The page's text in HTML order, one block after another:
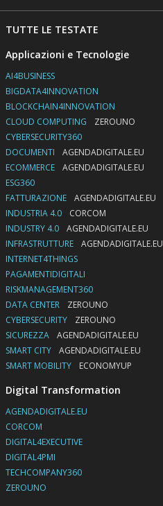
TUTTE LE TESTATE
Applicazioni e Tecnologie
AI4BUSINESS
BIGDATA4INNOVATION
BLOCKCHAIN4INNOVATION
CLOUD COMPUTING
ZEROUNO
CYBERSECURITY360
DOCUMENTI
AGENDADIGITALE.EU
ECOMMERCE
AGENDADIGITALE.EU
ESG360
FATTURAZIONE
AGENDADIGITALE.EU
INDUSTRIA 4.0
CORCOM
INDUSTRY 4.0
AGENDADIGITALE.EU
INFRASTRUTTURE
AGENDADIGITALE.EU
INTERNET4THINGS
PAGAMENTIDIGITALI
RISKMANAGEMENT360
DATA CENTER
ZEROUNO
CYBERSECURITY
ZEROUNO
SICUREZZA
AGENDADIGITALE.EU
SMART CITY
AGENDADIGITALE.EU
SMART MOBILITY
ECONOMYUP
Digital Transformation
AGENDADIGITALE.EU
CORCOM
DIGITAL4EXECUTIVE
DIGITAL4PMI
TECHCOMPANY360
ZEROUNO